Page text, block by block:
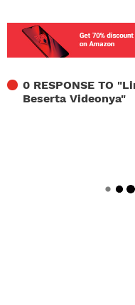
0 RESPONSE TO "
Beserta Videonya"